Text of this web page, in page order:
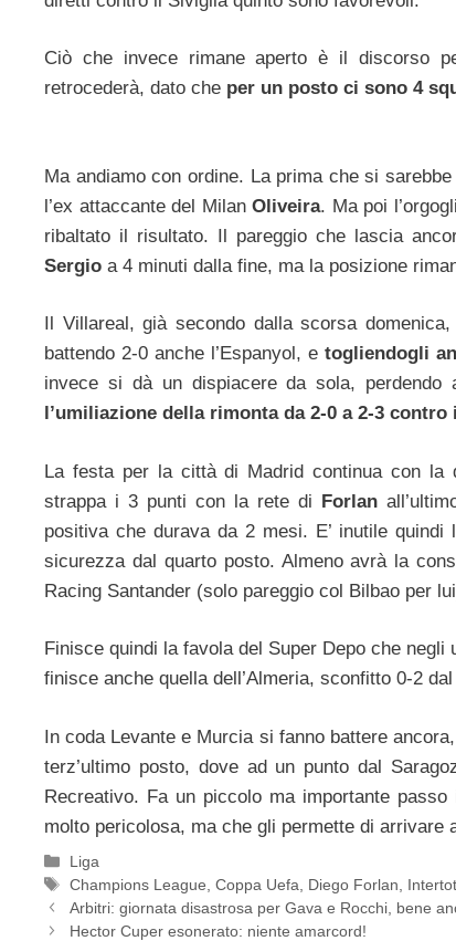
Ciò che invece rimane aperto è il discorso
retrocederà, dato che per un posto ci sono 4
Ma andiamo con ordine. La prima che si
l’ex attaccante del Milan Oliveira. Ma poi
ribaltato il risultato. Il pareggio che lascia
Sergio a 4 minuti dalla fine, ma la posizione
Il Villareal, già secondo dalla scorsa
battendo 2-0 anche l’Espanyol, e togliendogli
invece si dà un dispiacere da sola,
l’umiliazione della rimonta da 2-0 a 2-3 contro
La festa per la città di Madrid continua con la
strappa i 3 punti con la rete di Forlan
positiva che durava da 2 mesi. E’ inutile
sicurezza dal quarto posto. Almeno avrà la
Racing Santander (solo pareggio col Bilbao per
Finisce quindi la favola del Super Depo che negli
finisce anche quella dell’Almeria, sconfitto 0-2
In coda Levante e Murcia si fanno battere
terz’ultimo posto, dove ad un punto dal
Recreativo. Fa un piccolo ma importante
molto pericolosa, ma che gli permette di arrivare
Categorie
Liga
Tag
Champions League ,Coppa Uefa Diego Forlan
Arbitri: giornata disastrosa per Gava e Rocchi, bene
Hector Cuper esonerato: niente amarcord!